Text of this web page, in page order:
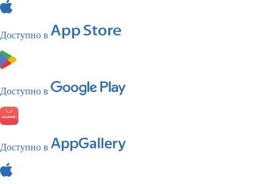
Доступно в
Доступно в
Доступно в